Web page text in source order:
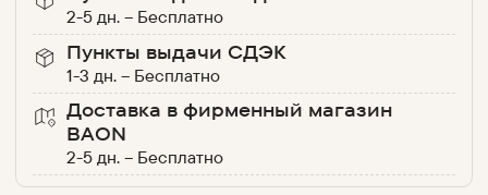
2-5 дн. – Бесплатно
Пункты выдачи СДЭК
1-3 дн. – Бесплатно
Доставка в фирменный магазин
BAON
2-5 дн. – Бесплатно